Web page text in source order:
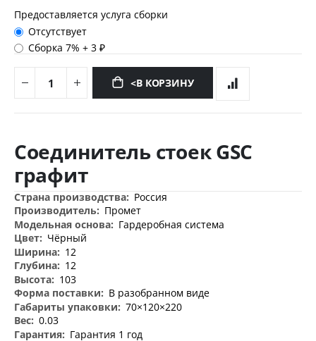
Предоставляется услуга сборки
Отсутствует
Сборка 7%+3 ₽
<В КОРЗИНУ
началу
галереи
изображений
Соединитель стоек GSC
графит
Дополнительная
информация
Россия
Промет
Гардеробная система
Чёрный
12
12
103
В разобранном виде
70×120×220
0.03
Гарантия 1 год